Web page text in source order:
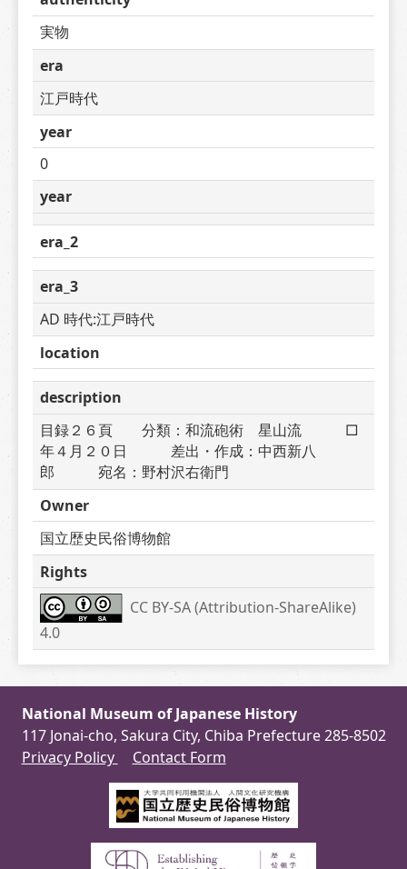
実物
era
江戸時代
year
0
year
era_2
era_3
AD 時代:江戸時代
location
description
目録２６頁　　分類：和流砲術　星山流　　　□
年４月２０日　　　差出・作成：中西新八
郎　　　宛名：野村沢右衛門
Owner
国立歴史民俗博物館
Rights
CC BY-SA (Attribution-ShareAlike)
4.0
National Museum of Japanese History
117 Jonai-cho, Sakura City, Chiba Prefecture 285-8502
Privacy Policy
Contact Form